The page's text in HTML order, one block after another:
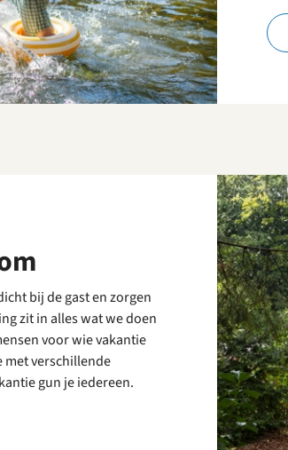
bij de gast en zorgen
zit in alles wat we doen
voor wie vakantie
met verschillende
gun je iedereen.